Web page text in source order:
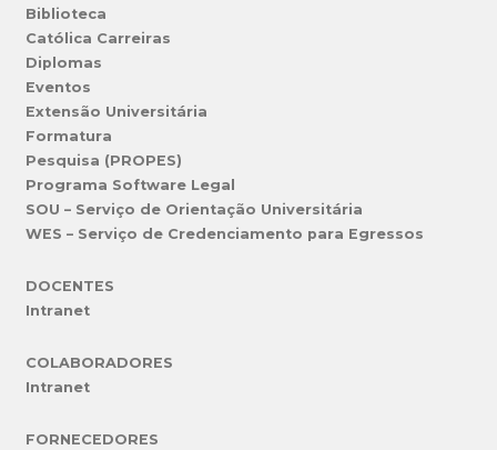
Biblioteca
Católica Carreiras
Diplomas
Eventos
Extensão Universitária
Formatura
Pesquisa (PROPES)
Programa Software Legal
SOU – Serviço de Orientação Universitária
WES – Serviço de Credenciamento para Egressos
DOCENTES
Intranet
COLABORADORES
Intranet
FORNECEDORES